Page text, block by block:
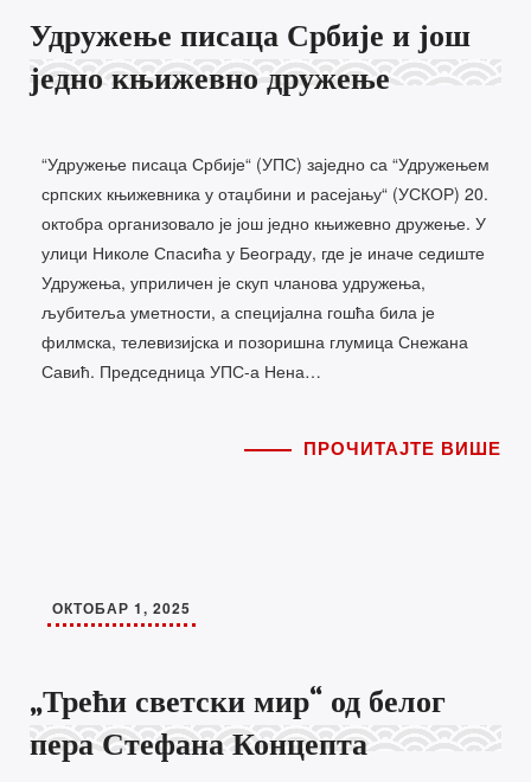
Удружење писаца Србије и још
једно књижевно дружење
“Удружење писаца Србије“ (УПС) заједно са “Удружењем
српских књижевника у отаџбини и расејању“ (УСКОР) 20.
октобра организовало је још једно књижевно дружење. У
улици Николе Спасића у Београду, где је иначе седиште
Удружења, уприличен је скуп чланова удружења,
љубитеља уметности, а специјална гошћа била је
филмска, телевизијска и позоришна глумица Снежана
Савић. Председница УПС-а Нена…
ПРОЧИТАЈТЕ ВИШЕ
ОКТОБАР 1, 2025
„Трећи светски мир“ од белог
пера Стефана Концепта